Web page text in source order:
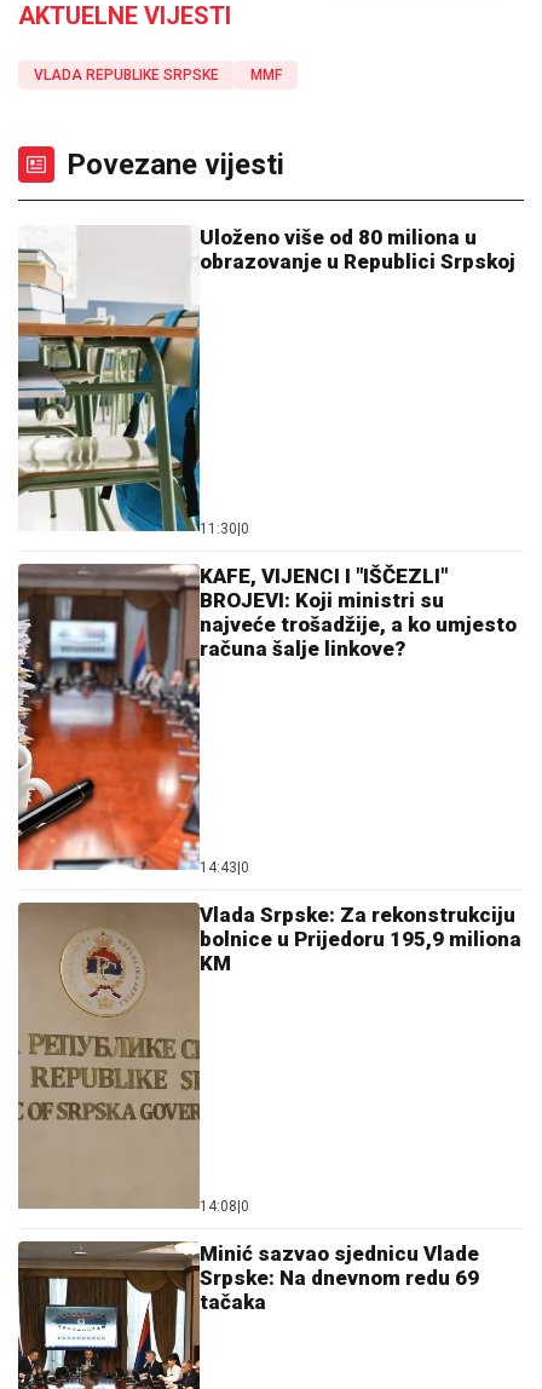
AKTUELNE VIJESTI
VLADA REPUBLIKE SRPSKE MMF
Povezane vijesti
Uloženo više od 80 miliona u
obrazovanje u Republici Srpskoj
11:30 0
KAFE, VIJENCI I "IŠČEZLI"
BROJEVI: Koji ministri su
najveće trošadžije, a ko umjesto
računa šalje linkove?
14:43 0
Vlada Srpske: Za rekonstrukciju
bolnice u Prijedoru 195,9 miliona
KM
14:08 0
Minić sazvao sjednicu Vlade
Srpske: Na dnevnom redu 69
tačaka